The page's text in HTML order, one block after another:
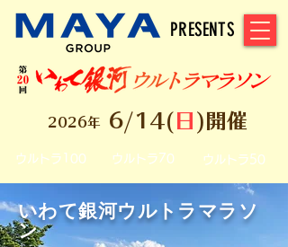
2026年 6/14( 日 )開催
ウルトラ100 ウルトラ70 ウルトラ50
PRESENTS
いわて銀河ウルトラマラソ
ン